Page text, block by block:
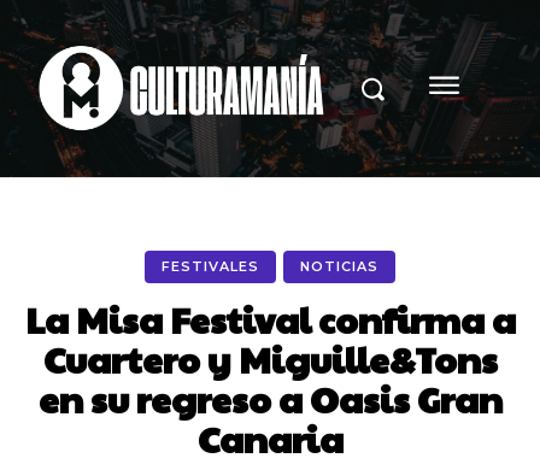
FESTIVALES NOTICIAS
La Misa Festival confirma a
Cuartero y Miguille&Tons
en su regreso a Oasis Gran
Canaria